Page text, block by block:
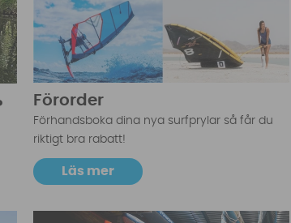
Förorder
Förhandsboka dina nya surfprylar så får du
riktigt bra rabatt!
Läs mer